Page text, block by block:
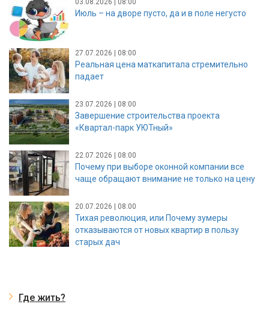
03.08.2026 | 08:00
Июль – на дворе пусто, да и в поле негусто
27.07.2026 | 08:00
Реальная цена маткапитала стремительно
падает
23.07.2026 | 08:00
Завершение строительства проекта
«Квартал-парк УЮТный»
22.07.2026 | 08:00
Почему при выборе оконной компании все
чаще обращают внимание не только на цену
20.07.2026 | 08:00
Тихая революция, или Почему зумеры
отказываются от новых квартир в пользу
старых дач
Где жить?